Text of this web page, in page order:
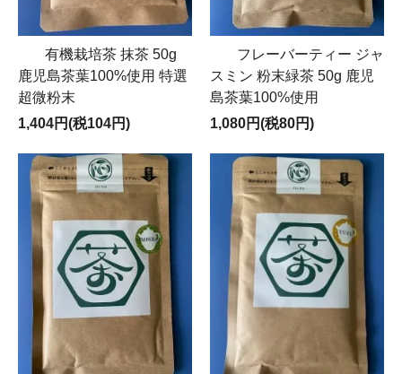
有機栽培茶 抹茶 50g
鹿児島茶葉100%使用 特選
超微粉末
1,404円(税104円)
フレーバーティー ジャ
スミン 粉末緑茶 50g 鹿児
島茶葉100%使用
1,080円(税80円)